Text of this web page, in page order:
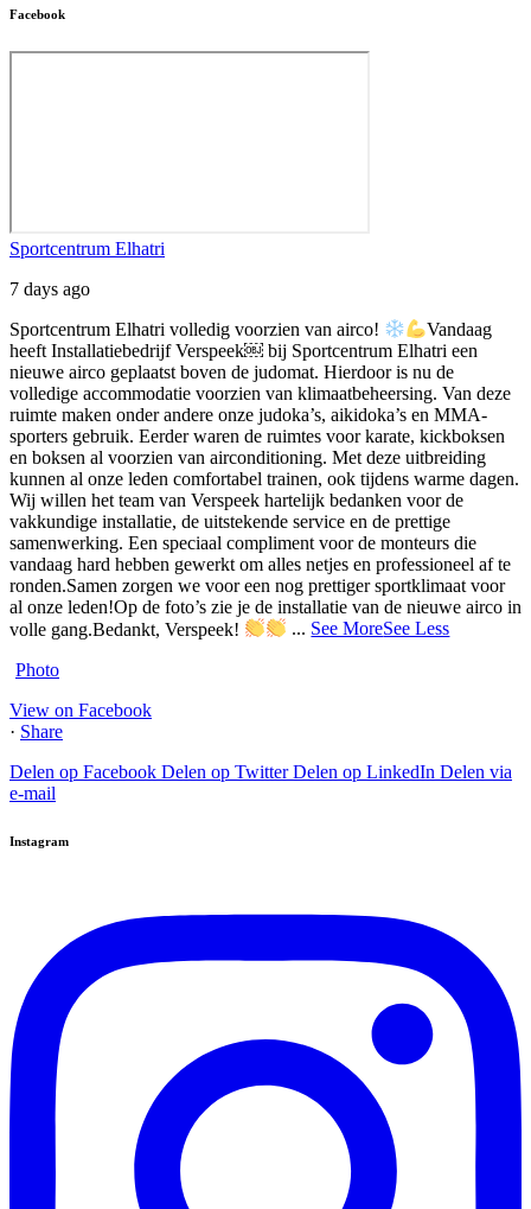
Facebook
Sportcentrum Elhatri
7 days ago
Sportcentrum Elhatri volledig voorzien van airco!
Vandaag
heeft Installatiebedrijf Verspeek⁠￼ bij Sportcentrum Elhatri een
nieuwe airco geplaatst boven de judomat. Hierdoor is nu de
volledige accommodatie voorzien van klimaatbeheersing. Van deze
ruimte maken onder andere onze judoka’s, aikidoka’s en MMA-
sporters gebruik. Eerder waren de ruimtes voor karate, kickboksen
en boksen al voorzien van airconditioning. Met deze uitbreiding
kunnen al onze leden comfortabel trainen, ook tijdens warme dagen.
Wij willen het team van Verspeek hartelijk bedanken voor de
vakkundige installatie, de uitstekende service en de prettige
samenwerking. Een speciaal compliment voor de monteurs die
vandaag hard hebben gewerkt om alles netjes en professioneel af te
ronden.Samen zorgen we voor een nog prettiger sportklimaat voor
al onze leden!Op de foto’s zie je de installatie van de nieuwe airco in
volle gang.Bedankt, Verspeek! ... See MoreSee Less
Photo
View on Facebook
· Share
Delen op Facebook Delen op Twitter Delen op LinkedIn Delen via
e-mail
Instagram